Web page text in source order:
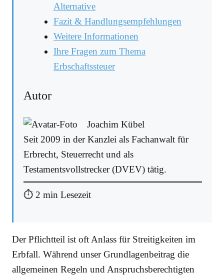
Der Pflichtteil ist oft Anlass für Streitigkeiten im
Erbfall. Während unser Grundlagenbeitrag die
allgemeinen Regeln und Anspruchsberechtigten
Alternative
Fazit & Handlungsempfehlungen
Weitere Informationen
Ihre Fragen zum Thema
Erbschaftssteuer
Autor
Joachim Kübel
Seit 2009 in der Kanzlei als Fachanwalt für
Erbrecht, Steuerrecht und als
Testamentsvollstrecker (DVEV) tätig.
⏱ 2 min Lesezeit